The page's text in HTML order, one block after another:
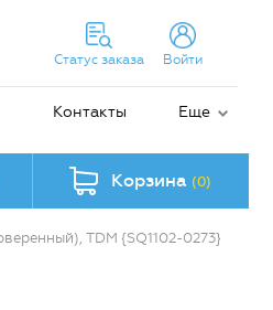
Статус заказа Войти
Контакты Еще
Корзина (0)
TDM {SQ1102-0273}